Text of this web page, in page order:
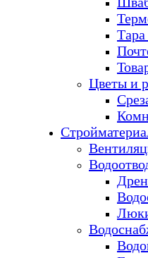
Тара
Цветы и